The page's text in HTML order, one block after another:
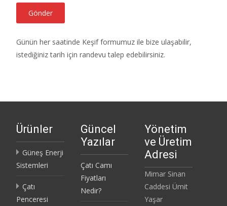
Günün her saatinde Keşif formumuz ile bize ulaşabilir,
istediğiniz tarih için randevu talep edebilirsiniz.
Ürünler
Güneş Enerji
Sistemleri
Çatı
Penceresi
Güncel
Yazılar
Çatı Camı
Fiyatları
Nedir?
Yönetim
ve Üretim
Adresi
Mimar Sinan
Caddesi Ümit
Yaşar